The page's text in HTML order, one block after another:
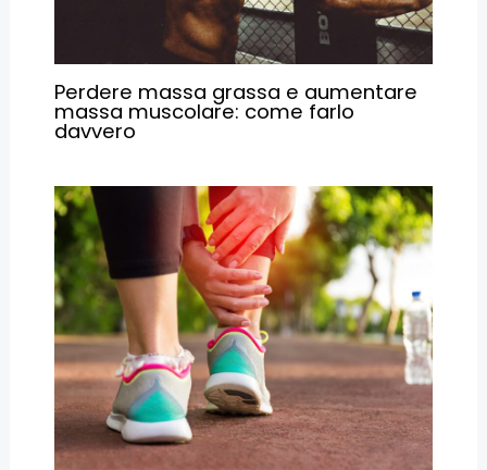
Perdere massa grassa e aumentare
massa muscolare: come farlo
davvero